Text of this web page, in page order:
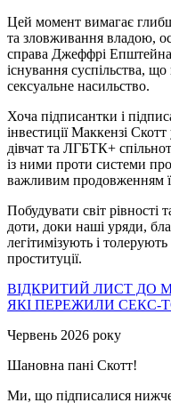
Цей момент вимагає
та зловживання владою,
справа Джеффрі Епштейна,
існування суспільства,
сексуальне насильство.
Хоча підписантки і
інвестиції Маккензі
дівчат та ЛГБТК+
із ними проти системи
важливим продовженням її
Побудувати світ
доти, доки наші уряди,
легітимізують і
проституції.
ВІДКРИТИЙ ЛИСТ ДО
ЯКІ ПЕРЕЖИЛИ СЕКС-
Червень 2026 року
Шановна пані Скотт!
Ми, що підписалися